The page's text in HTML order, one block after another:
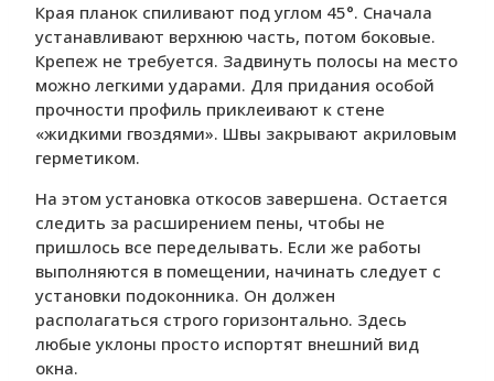
Края планок спиливают под углом 45°. Сначала
устанавливают верхнюю часть, потом боковые.
Крепеж не требуется. Задвинуть полосы на место
можно легкими ударами. Для придания особой
прочности профиль приклеивают к стене
«жидкими гвоздями». Швы закрывают акриловым
герметиком.
На этом установка откосов завершена. Остается
следить за расширением пены, чтобы не
пришлось все переделывать. Если же работы
выполняются в помещении, начинать следует с
установки подоконника. Он должен
располагаться строго горизонтально. Здесь
любые уклоны просто испортят внешний вид
окна.